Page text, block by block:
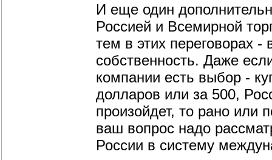
И еще один
Россией и Всемирной
тем в этих переговорах
собственность. Даже
компании есть выбор -
долларов или за 500,
произойдет, то рано или
ваш вопрос надо
России в систему